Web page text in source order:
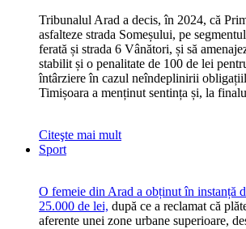
Tribunalul Arad a decis, în 2024, că
asfalteze strada Someșului, pe
ferată și strada 6 Vânători, și să
stabilit și o penalitate de 100 de lei
întârziere în cazul neîndeplinirii
Timișoara a menținut sentința și, la
Citeşte mai mult
Sport
O femeie din Arad a obținut în instanță
25.000 de lei, după ce a reclamat că
aferente unei zone urbane superioare,